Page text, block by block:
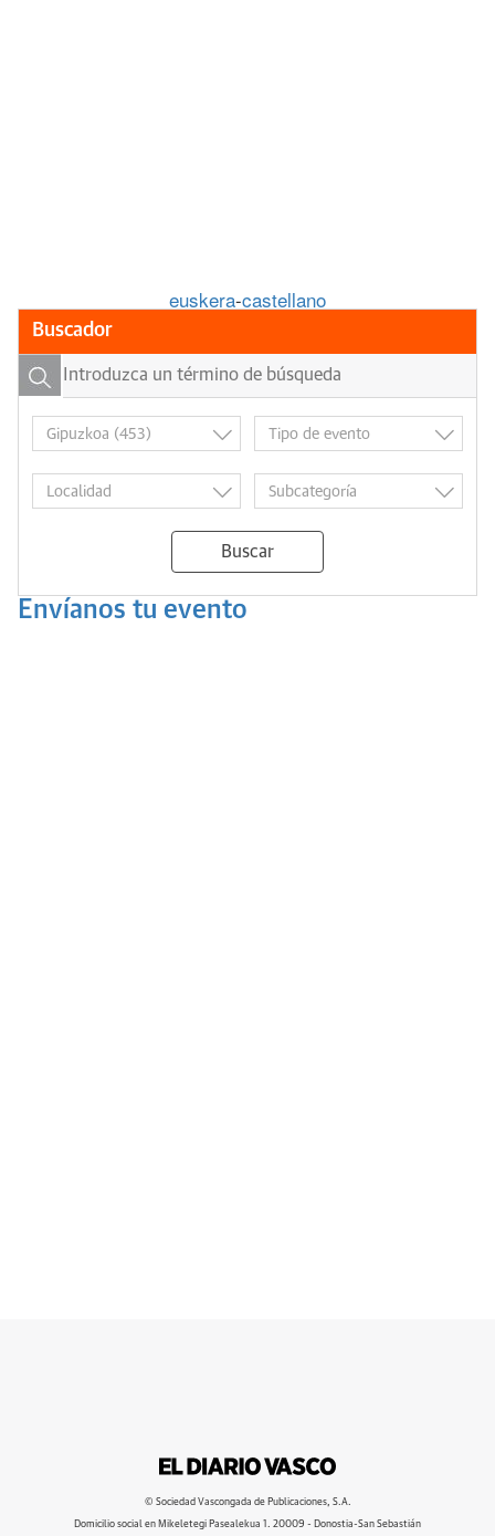
euskera-castellano
Buscador
Buscar
Envíanos tu evento
© Sociedad Vascongada de Publicaciones, S.A.
Domicilio social en Mikeletegi Pasealekua 1. 20009 - Donostia-San Sebastián